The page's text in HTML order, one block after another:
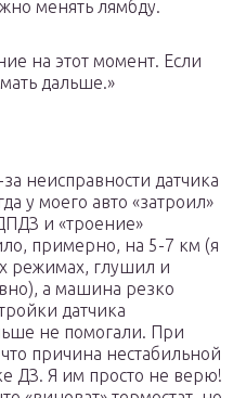
менять лямбду.
на этот момент. Если
дальше.»
неисправности датчика
у моего авто «затроил»
и «троение»
примерно, на 5-7 км (я
режимах, глушил и
а машина резко
датчика
не помогали. При
причина нестабильной
ДЗ. Я им просто не верю!